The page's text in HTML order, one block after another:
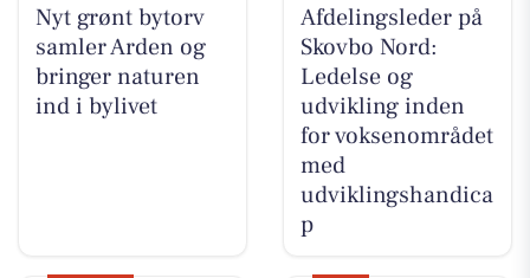
Nyt grønt bytorv
samler Arden og
bringer naturen
ind i bylivet
Afdelingsleder på
Skovbo Nord:
Ledelse og
udvikling inden
for voksenområdet
med
udviklingshandica
p